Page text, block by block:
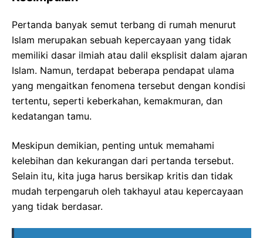
Pertanda banyak semut terbang di rumah menurut
Islam merupakan sebuah kepercayaan yang tidak
memiliki dasar ilmiah atau dalil eksplisit dalam ajaran
Islam. Namun, terdapat beberapa pendapat ulama
yang mengaitkan fenomena tersebut dengan kondisi
tertentu, seperti keberkahan, kemakmuran, dan
kedatangan tamu.
Meskipun demikian, penting untuk memahami
kelebihan dan kekurangan dari pertanda tersebut.
Selain itu, kita juga harus bersikap kritis dan tidak
mudah terpengaruh oleh takhayul atau kepercayaan
yang tidak berdasar.